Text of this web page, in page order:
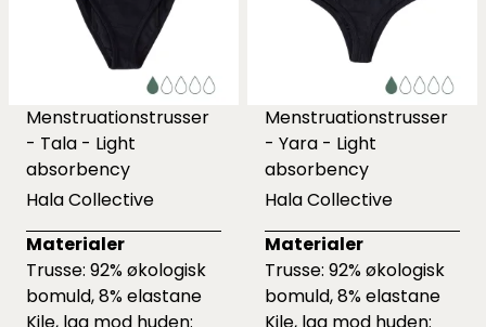
Menstruationstrusser
- Tala - Light
absorbency
Hala Collective
Materialer
Trusse: 92% økologisk
bomuld, 8% elastane
Kile, lag mod huden:
Menstruationstrusser
- Yara - Light
absorbency
Hala Collective
Materialer
Trusse: 92% økologisk
bomuld, 8% elastane
Kile, lag mod huden: